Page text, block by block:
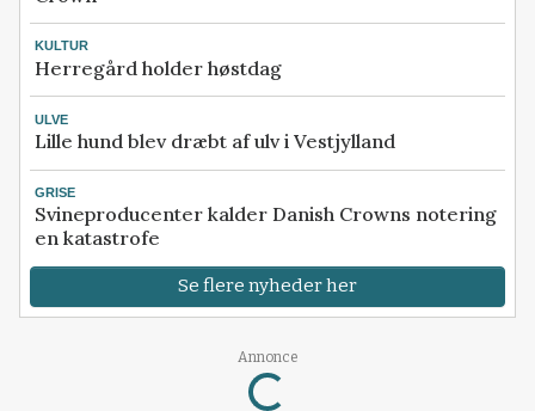
KULTUR
Herregård holder høstdag
ULVE
Lille hund blev dræbt af ulv i Vestjylland
GRISE
Svineproducenter kalder Danish Crowns notering
en katastrofe
Se flere nyheder her
Annonce
Loading...